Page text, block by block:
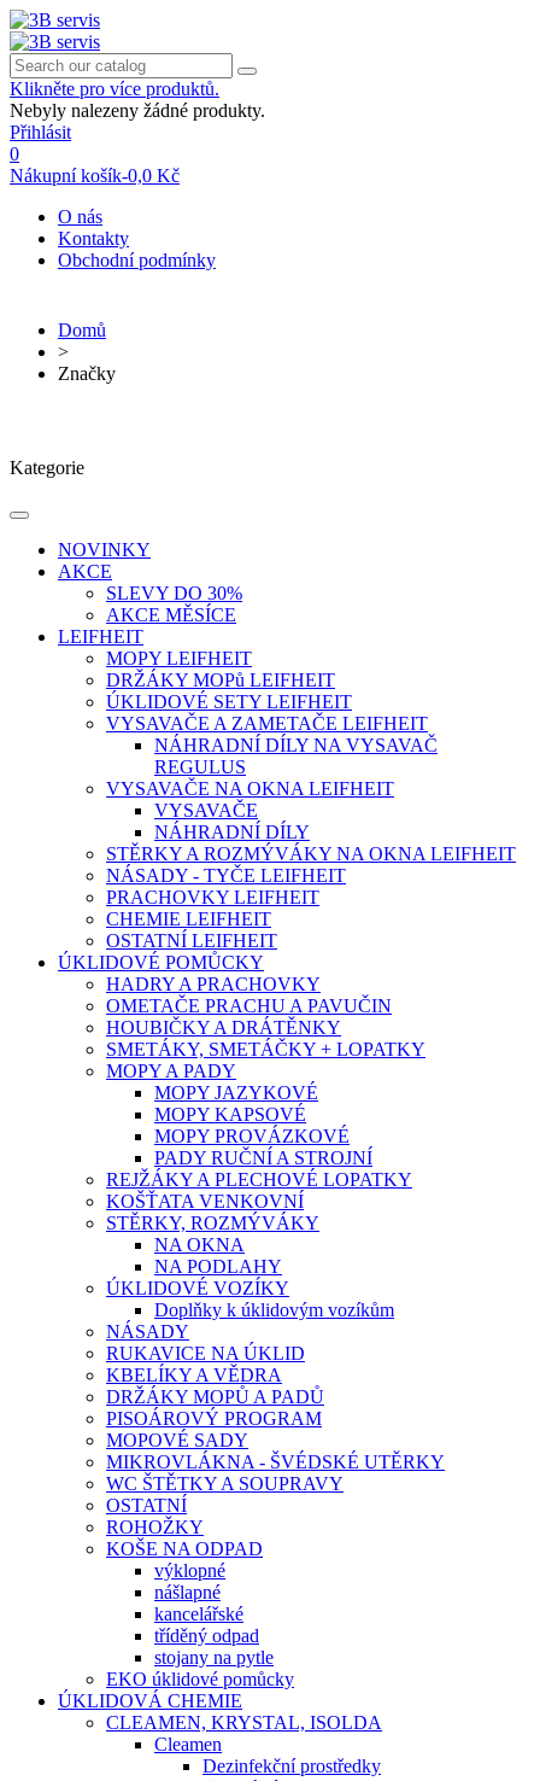
Klikněte pro více produktů.
Nebyly nalezeny žádné produkty.
Přihlásit
0
Nákupní košík-0,0 Kč
O nás
Kontakty
Obchodní podmínky
Domů
>
Značky
Kategorie
NOVINKY
AKCE
SLEVY DO 30%
AKCE MĚSÍCE
LEIFHEIT
MOPY LEIFHEIT
DRŽÁKY MOPů LEIFHEIT
ÚKLIDOVÉ SETY LEIFHEIT
VYSAVAČE A ZAMETAČE LEIFHEIT
NÁHRADNÍ DÍLY NA VYSAVAČ
REGULUS
VYSAVAČE NA OKNA LEIFHEIT
VYSAVAČE
NÁHRADNÍ DÍLY
STĚRKY A ROZMÝVÁKY NA OKNA LEIFHEIT
NÁSADY - TYČE LEIFHEIT
PRACHOVKY LEIFHEIT
CHEMIE LEIFHEIT
OSTATNÍ LEIFHEIT
ÚKLIDOVÉ POMŮCKY
HADRY A PRACHOVKY
OMETAČE PRACHU A PAVUČIN
HOUBIČKY A DRÁTĚNKY
SMETÁKY, SMETÁČKY + LOPATKY
MOPY A PADY
MOPY JAZYKOVÉ
MOPY KAPSOVÉ
MOPY PROVÁZKOVÉ
PADY RUČNÍ A STROJNÍ
REJŽÁKY A PLECHOVÉ LOPATKY
KOŠŤATA VENKOVNÍ
STĚRKY, ROZMÝVÁKY
NA OKNA
NA PODLAHY
ÚKLIDOVÉ VOZÍKY
Doplňky k úklidovým vozíkům
NÁSADY
RUKAVICE NA ÚKLID
KBELÍKY A VĚDRA
DRŽÁKY MOPŮ A PADŮ
PISOÁROVÝ PROGRAM
MOPOVÉ SADY
MIKROVLÁKNA - ŠVÉDSKÉ UTĚRKY
WC ŠTĚTKY A SOUPRAVY
OSTATNÍ
ROHOŽKY
KOŠE NA ODPAD
výklopné
nášlapné
kancelářské
tříděný odpad
stojany na pytle
EKO úklidové pomůcky
ÚKLIDOVÁ CHEMIE
CLEAMEN, KRYSTAL, ISOLDA
Cleamen
Dezinfekční prostředky